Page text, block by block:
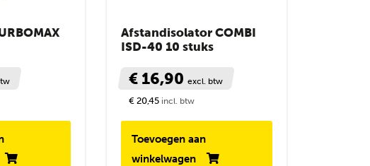
Afstandisolator COMBI
ISD-40 10 stuks
€ 16,90excl. btw
€ 20,45 incl. btw
Toevoegen aan
winkelwagen